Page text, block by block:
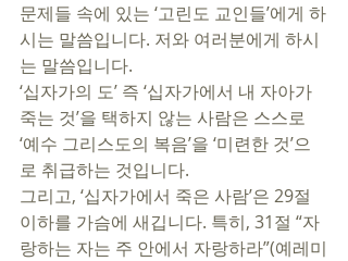
문제들 속에 있는 ‘고린도 교인들’에게 하
시는 말씀입니다. 저와 여러분에게 하시
는 말씀입니다.
‘십자가의 도’ 즉 ‘십자가에서 내 자아가
죽는 것’을 택하지 않는 사람은 스스로
‘예수 그리스도의 복음’을 ‘미련한 것’으
로 취급하는 것입니다.
그리고, ‘십자가에서 죽은 사람’은 29절
이하를 가슴에 새깁니다. 특히, 31절 “자
랑하는 자는 주 안에서 자랑하라”(예레미